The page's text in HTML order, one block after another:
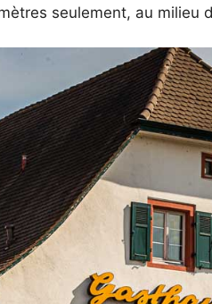
seulement, au milieu